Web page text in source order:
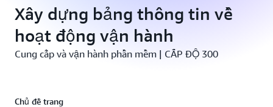
Xây dựng bảng thông tin về
hoạt động vận hành
Cung cấp và vận hành phần mềm | CẤP ĐỘ 300
Chủ đề trang